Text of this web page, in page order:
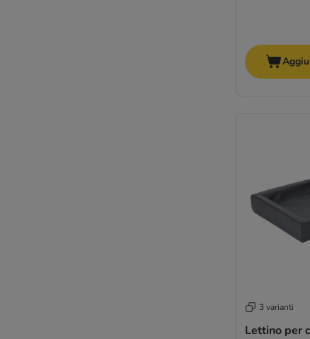
3 varianti
Lettino per